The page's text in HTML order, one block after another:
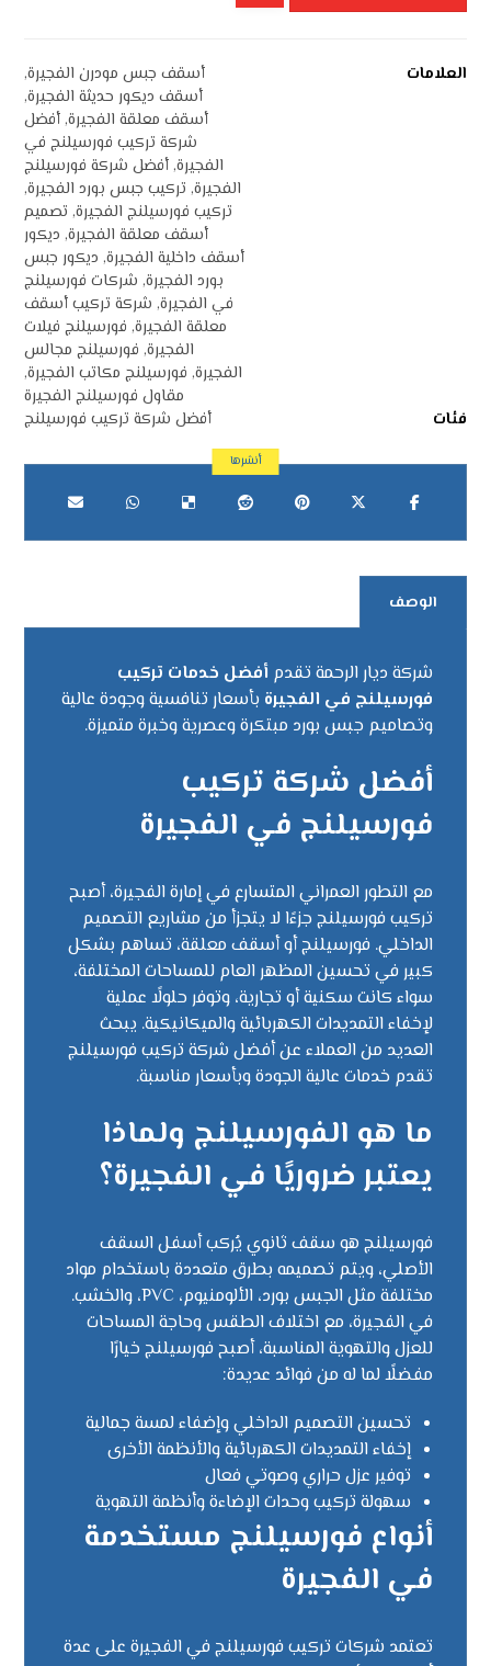
العلامات أسقف جبس مودرن الفجيرة,
أسقف ديكور حديثة الفجيرة,
أسقف معلقة الفجيرة,أفضل
شركة تركيب فورسيلنج في
الفجيرة,أفضل شركة فورسيلنج
الفجيرة, تركيب جبس بورد الفجيرة,
تركيب فورسيلنج الفجيرة, تصميم
أسقف معلقة الفجيرة, ديكور
أسقف داخلية الفجيرة, ديكور جبس
بورد الفجيرة, شركات فورسيلنج
في الفجيرة, شركة تركيب أسقف
معلقة الفجيرة, فورسيلنج فيلات
الفجيرة, فورسيلنج مجالس
الفجيرة, فورسيلنج مكاتب الفجيرة,
مقاول فورسيلنج الفجيرة
فئات
أفضل شركة تركيب فورسيلنج
الوصف
شركة ديار الرحمة تقدمأفضل خدمات تركيب
فورسيلنج في الفجيرة بأسعار تنافسية وجودة عالية
وتصاميم جبس بورد مبتكرة وعصرية وخبرة متميزة.
أفضل شركة تركيب
فورسيلنج في الفجيرة
مع التطور العمراني المتسارع في إمارة الفجيرة، أصبح
تركيب فورسيلنج جزءًا لا يتجزأ من مشاريع التصميم
الداخلي. فورسيلنج أو أسقف معلقة، تساهم بشكل
كبير في تحسين المظهر العام للمساحات المختلفة،
سواء كانت سكنية أو تجارية، وتوفر حلولًا عملية
لإخفاء التمديدات الكهربائية والميكانيكية. يبحث
العديد من العملاء عن أفضل شركة تركيب فورسيلنج
تقدم خدمات عالية الجودة وبأسعار مناسبة.
ما هو الفورسيلنج ولماذا
يعتبر ضروريًا في الفجيرة؟
فورسيلنج هو سقف ثانوي يُركب أسفل السقف
الأصلي، ويتم تصميمه بطرق متعددة باستخدام مواد
مختلفة مثل الجبس بورد، الألومنيوم، PVC، والخشب.
في الفجيرة، مع اختلاف الطقس وحاجة المساحات
للعزل والتهوية المناسبة، أصبح فورسيلنج خيارًا
مفضلًا لما له من فوائد عديدة:
تحسين التصميم الداخلي وإضفاء لمسة جمالية
إخفاء التمديدات الكهربائية والأنظمة الأخرى
توفير عزل حراري وصوتي فعال
سهولة تركيب وحدات الإضاءة وأنظمة التهوية
أنواع فورسيلنج مستخدمة
في الفجيرة
تعتمد شركات تركيب فورسيلنج في الفجيرة على عدة